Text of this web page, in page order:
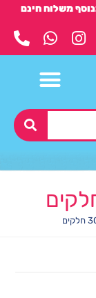
ובנוסף משלוח חינם